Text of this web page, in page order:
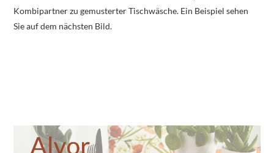
Kombipartner zu gemusterter Tischwäsche. Ein Beispiel sehen
Sie auf dem nächsten Bild.